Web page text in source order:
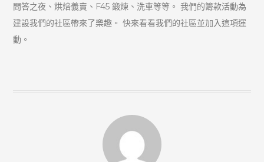
問答之夜、烘焙義賣、F45 鍛煉、洗車等等。 我們的籌款活動為
建設我們的社區帶來了樂趣。 快來看看我們的社區並加入這項運
動。